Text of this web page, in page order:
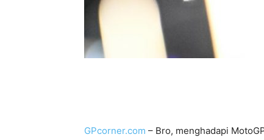
GPcorner.com – Bro, menghadapi